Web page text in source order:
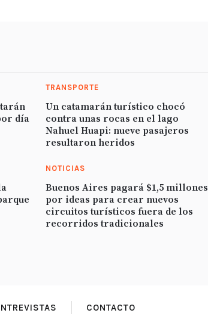
día
TRANSPORTE
Un catamarán turístico chocó
contra unas rocas en el lago
Nahuel Huapi: nueve pasajeros
resultaron heridos
NOTICIAS
Buenos Aires pagará $1,5 millones
por ideas para crear nuevos
circuitos turísticos fuera de los
recorridos tradicionales
CONTACTO